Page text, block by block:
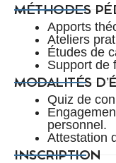
MÉTHODES
Apports
Ateliers
Études de
Support de
MODALITÉS
Quiz de
personnel.
Attestation
INSCRIPTION